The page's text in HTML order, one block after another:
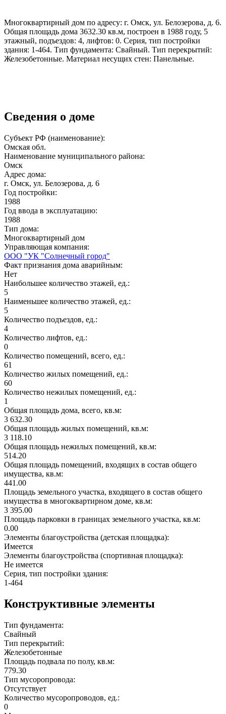
Многоквартирный дом по адресу: г. Омск, ул. Белозерова, д. 6.
Общая площадь дома 3632.30 кв.м, построен в 1988 году, 5
этажный, подъездов: 4, лифтов: 0. Серия, тип постройки
здания: 1-464. Тип фундамента: Свайный. Тип перекрытий:
Железобетонные. Материал несущих стен: Панельные.
Сведения о доме
Субъект РФ (наименование):
Омская обл.
Наименование муниципального района:
Омск
Адрес дома:
г. Омск, ул. Белозерова, д. 6
Год постройки:
1988
Год ввода в эксплуатацию:
1988
Тип дома:
Многоквартирный дом
Управляющая компания:
ООО "УК "Солнечный город"
Факт признания дома аварийным:
Нет
Наибольшее количество этажей, ед.:
5
Наименьшее количество этажей, ед.:
5
Количество подъездов, ед.:
4
Количество лифтов, ед.:
0
Количество помещений, всего, ед.:
61
Количество жилых помещений, ед.:
60
Количество нежилых помещений, ед.:
1
Общая площадь дома, всего, кв.м:
3 632.30
Общая площадь жилых помещений, кв.м:
3 118.10
Общая площадь нежилых помещений, кв.м:
514.20
Общая площадь помещений, входящих в состав общего
имущества, кв.м:
441.00
Площадь земельного участка, входящего в состав общего
имущества в многоквартирном доме, кв.м:
3 395.00
Площадь парковки в границах земельного участка, кв.м:
0.00
Элементы благоустройства (детская площадка):
Имеется
Элементы благоустройства (спортивная площадка):
Не имеется
Серия, тип постройки здания:
1-464
Конструктивные элементы
Тип фундамента:
Свайный
Тип перекрытий:
Железобетонные
Площадь подвала по полу, кв.м:
779.30
Тип мусоропровода:
Отсутствует
Количество мусоропроводов, ед.:
0